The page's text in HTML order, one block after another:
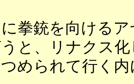
拳銃を向けるア
と、リナクス
められて行く